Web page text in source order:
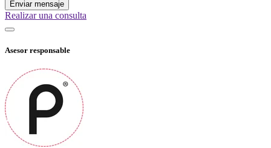
Enviar mensaje
Realizar una consulta
Asesor responsable